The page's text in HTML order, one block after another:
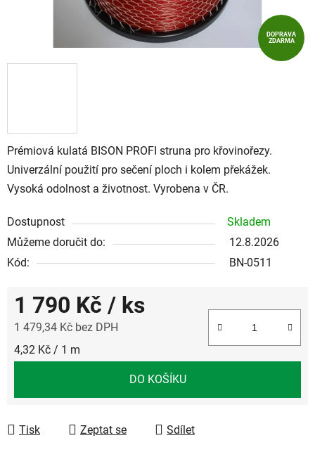
Prémiová kulatá BISON PROFI struna pro křovinořezy.
Univerzální použití pro sečení ploch i kolem překážek.
Vysoká odolnost a životnost. Vyrobena v ČR.
Dostupnost
Skladem
Můžeme doručit do:
12.8.2026
Kód:
BN-0511
1 790 Kč / ks
1 479,34 Kč bez DPH
Měrná cena:
4,32 Kč / 1 m
DO KOŠÍKU
Tisk Zeptat se Sdílet
DOPRAVA
ZDARMA